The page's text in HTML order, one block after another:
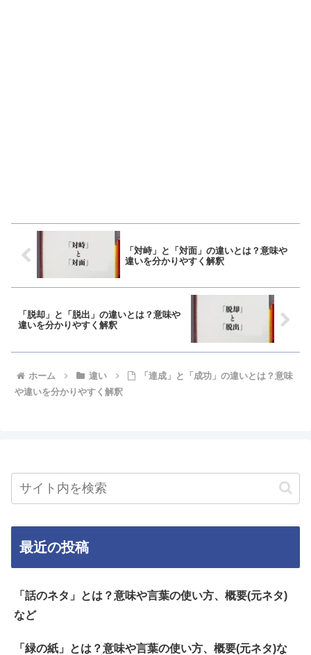
「対峙」と「対面」の違いとは？意味や
違いを分かりやすく解釈
「脱却」と「脱出」の違いとは？意味や
違いを分かりやすく解釈
ホーム 違い
「達成」と「成功」の違いとは？意味
や違いを分かりやすく解釈
最近の投稿
「話のネタ」とは？意味や言葉の使い方、概要(元ネタ)
など
「緑の紙」とは？意味や言葉の使い方、概要(元ネタ)な